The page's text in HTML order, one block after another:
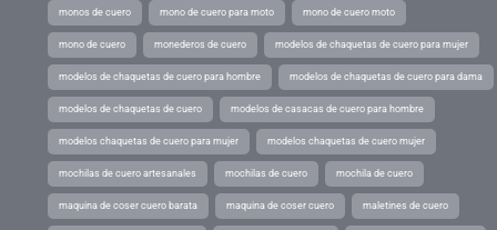
monos de cuero mono de cuero para moto mono de cuero moto
mono de cuero monederos de cuero modelos de chaquetas de cuero para mujer
modelos de chaquetas de cuero para hombre modelos de chaquetas de cuero para dama
modelos de chaquetas de cuero modelos de casacas de cuero para hombre
modelos chaquetas de cuero para mujer modelos chaquetas de cuero mujer
mochilas de cuero artesanales mochilas de cuero mochila de cuero
maquina de coser cuero barata maquina de coser cuero maletines de cuero